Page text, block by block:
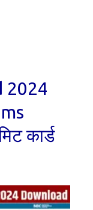
2024
कार्ड